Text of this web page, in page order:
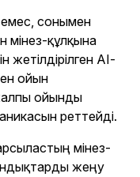
сонымен
мінез-құлқына
жетілдірілген AI-
ойын
ойынды
реттейді.
мінез-
жеңу